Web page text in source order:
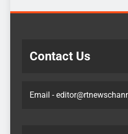
Contact Us
Email -